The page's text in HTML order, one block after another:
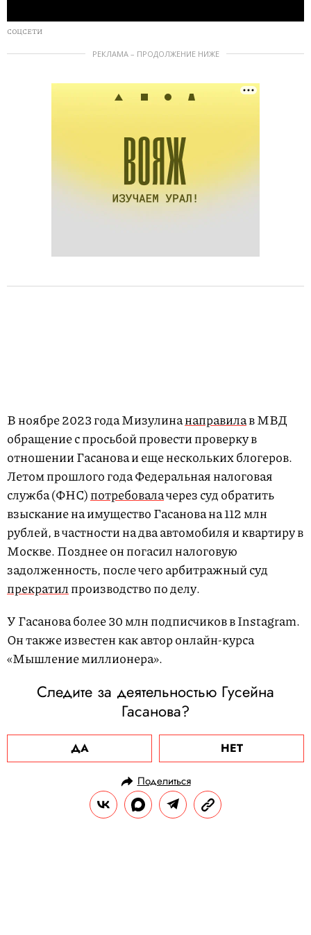
СОЦСЕТИ
РЕКЛАМА – ПРОДОЛЖЕНИЕ НИЖЕ
В ноябре 2023 года Мизулинанаправилав МВД
обращение с просьбой провести проверку в
отношении Гасанова и еще нескольких блогеров.
Летом прошлого года Федеральная налоговая
служба (ФНС)потребовалачерез суд обратить
взыскание на имущество Гасанова на 112 млн
рублей, в частности на два автомобиля и квартиру в
Москве. Позднее он погасил налоговую
задолженность, после чего арбитражный суд
прекратилпроизводство по делу.
У Гасанова более 30 млн подписчиков в Instagram.
Он также известен как автор онлайн-курса
«Мышление миллионера».
Следите за деятельностью Гусейна
Гасанова?
ДА НЕТ
Поделиться